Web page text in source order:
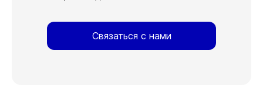
Связаться с нами